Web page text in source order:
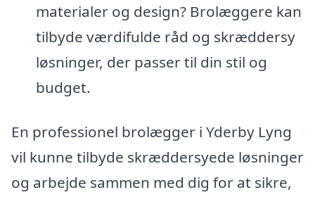
materialer og design? Brolæggere kan
tilbyde værdifulde råd og skræddersy
løsninger, der passer til din stil og
budget.
En professionel brolægger i Yderby Lyng
vil kunne tilbyde skræddersyede løsninger
og arbejde sammen med dig for at sikre,